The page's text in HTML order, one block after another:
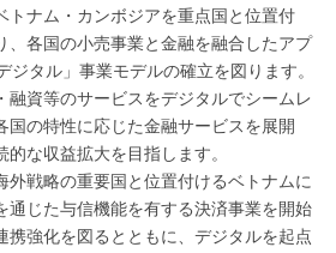
トナム・カンボジアを重点国と位置付
、各国の小売事業と金融を融合したアプ
ジタル」事業モデルの確立を図ります。
融資等のサービスをデジタルでシームレ
国の特性に応じた金融サービスを展開
な収益拡大を目指します。
外戦略の重要国と位置付けるベトナムに
通じた与信機能を有する決済事業を開始
携強化を図るとともに、デジタルを起点